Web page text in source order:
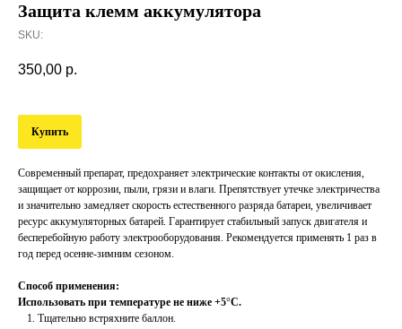
Защита клемм аккумулятора
SKU:
350,00 р.
Купить
Современный препарат, предохраняет электрические контакты от окисления,
защищает от коррозии, пыли, грязи и влаги. Препятствует утечке электричества
и значительно замедляет скорость естественного разряда батареи, увеличивает
ресурс аккумуляторных батарей. Гарантирует стабильный запуск двигателя и
бесперебойную работу электрооборудования. Рекомендуется применять 1 раз в
год перед осенне-зимним сезоном.
Способ применения:
Использовать при температуре не ниже +5°С.
Тщательно встряхните баллон.